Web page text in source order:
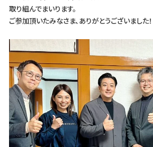
取り組んでまいります。
ご参加頂いたみなさま、ありがとうございました！